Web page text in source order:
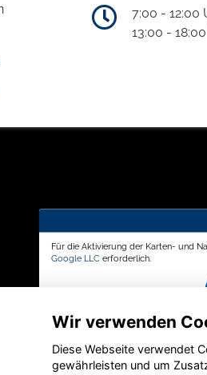
7:00 - 12:00
13:00 -
Für die Aktivierung der Karten- und
Google LLC erforderlich.
Wir verwenden
Diese Webseite verwendet
gewährleisten und um